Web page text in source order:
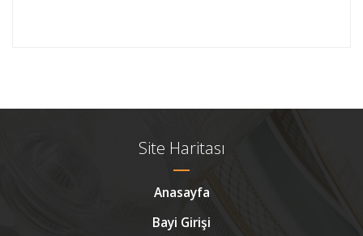
Site Haritası
Anasayfa
Bayi Girişi